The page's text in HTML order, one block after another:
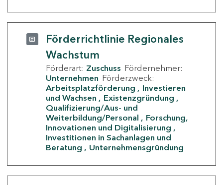
Förderrichtlinie Regionales
Wachstum
Förderart: Zuschuss Fördernehmer:
Unternehmen Förderzweck:
Arbeitsplatzförderung
Investieren
und Wachsen
Existenzgründung
Qualifizierung/Aus- und
Weiterbildung/Personal
Forschung,
Innovationen und Digitalisierung
Investitionen in Sachanlagen und
Beratung
Unternehmensgründung